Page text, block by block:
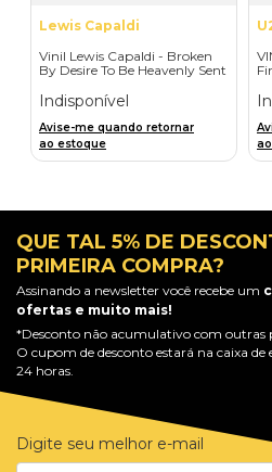
Lewis Capaldi
Vinil Lewis Capaldi - Broken
By Desire To Be Heavenly Sent
Indisponível
Avise-me quando retornar
ao estoque
QUE TAL 5% DE
PRIMEIRA COMPRA?
Assinando a newsletter você recebe um
ofertas e muito mais!
*Desconto não acumulativo com outras
O cupom de desconto estará na caixa
24 horas.
Digite seu melhor e-mail